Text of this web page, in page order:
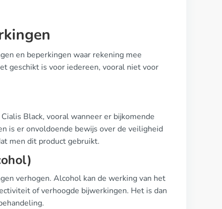
en beperkingen waar rekening mee
geschikt is voor iedereen, vooral niet voor
Black, vooral wanneer er bijkomende
is er onvoldoende bewijs over de veiligheid
men dit product gebruikt.
verhogen. Alcohol kan de werking van het
of verhoogde bijwerkingen. Het is dan